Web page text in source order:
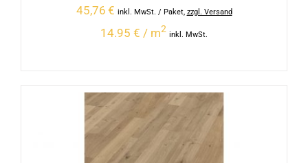
45,76 € inkl. MwSt. / Paket, zzgl. Versand
14.95 € / m2
inkl. MwSt.